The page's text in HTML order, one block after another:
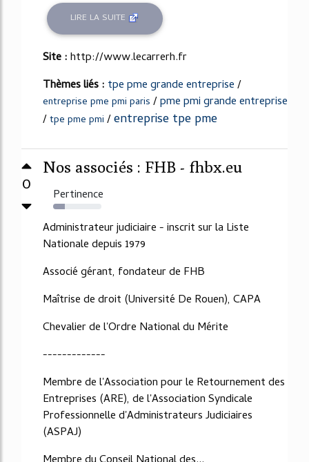
LIRE LA SUITE
Site :http://www.lecarrerh.fr
Thèmes liés : tpe pme grande entreprise/
entreprise pme pmi paris /pme pmi grande entreprise
/tpe pme pmi /entreprise tpe pme
0
Nos associés : FHB - fhbx.eu
Pertinence
24%
Administrateur judiciaire - inscrit sur la Liste
Nationale depuis 1979
Associé gérant, fondateur de FHB
Maîtrise de droit (Université De Rouen), CAPA
Chevalier de l'Ordre National du Mérite
-------------
Membre de l'Association pour le Retournement des
Entreprises (ARE), de l'Association Syndicale
Professionnelle d'Administrateurs Judiciaires
(ASPAJ)